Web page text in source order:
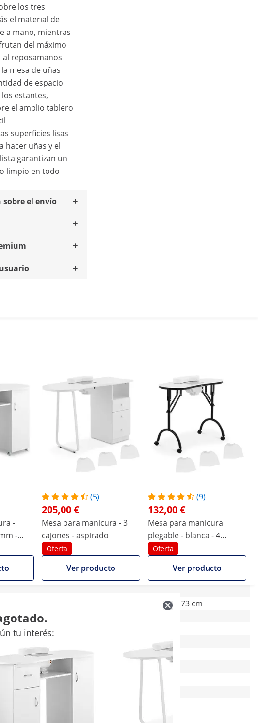
los tres
el material de
a mano, mientras
del máximo
reposamanos
mesa de uñas
de espacio
estantes,
el amplio tablero
superficies lisas
hacer uñas y el
garantizan un
limpio en todo
el envío
-
(5)
205,00 €
Mesa para manicura - 3
cajones - aspirado
Oferta
Ver producto
(9)
132,00 €
Mesa para manicura
plegable - blanca - 4
ruedas - aspirado
Oferta
Ver producto
90 x 42 x 73 cm
Sí
3 Pc
-
33 kg
tu interés: